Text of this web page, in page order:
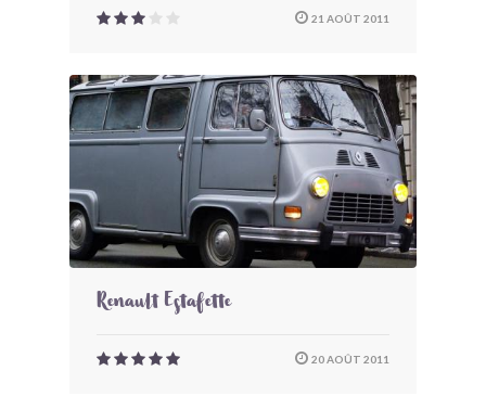
21 AOÛT 2011
Renault Estafette
20 AOÛT 2011